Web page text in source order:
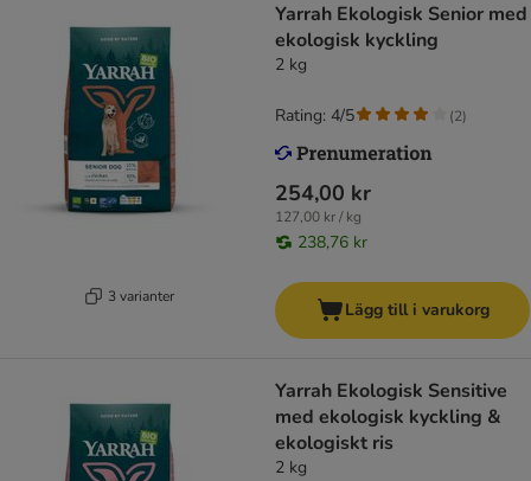
3 varianter
Yarrah Ekologisk Senior med
ekologisk kyckling
2 kg
254,00 kr
127,00 kr / kg
238,76 kr
Rating: 4/5 (2)
Lägg till i varukorg
Yarrah Ekologisk Sensitive
med ekologisk kyckling &
ekologiskt ris
2 kg